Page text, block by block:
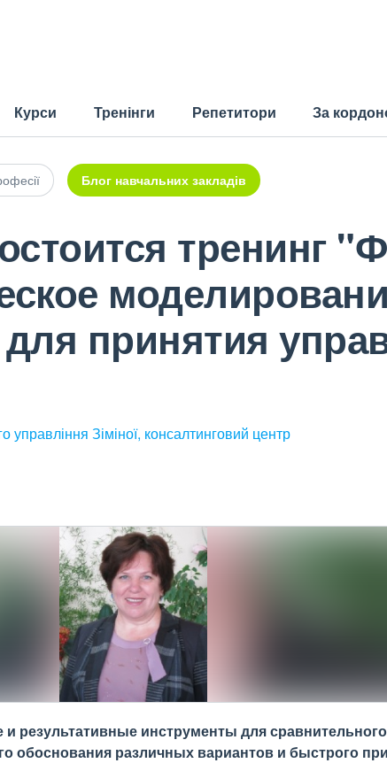
Курси Тренінги Репетитори За
Блог навчальних закладів
тренинг
принятия
управління Зіміної, консалтинговий центр
результативные инструменты для сравнительного
обоснования различных вариантов и быстрого